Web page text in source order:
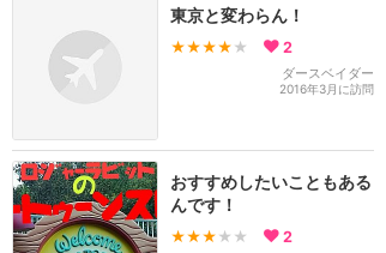
東京と変わらん！
★★★★ ★ 2
ダースベイダー
2016年3月に訪問
おすすめしたいこともある
んです！
★★★ ★★ 2